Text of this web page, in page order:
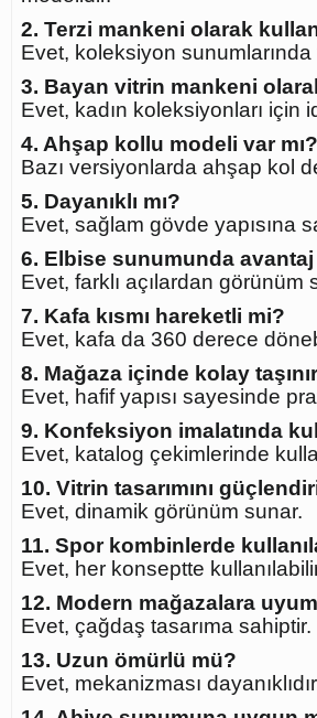
2. Terzi mankeni olarak
Evet, koleksiyon sunumlarında
3. Bayan vitrin mankeni
Evet, kadın koleksiyonları için
4. Ahşap kollu modeli var mı?
Bazı versiyonlarda ahşap kol
5. Dayanıklı mı?
Evet, sağlam gövde yapısına
6. Elbise sunumunda avantaj
Evet, farklı açılardan görünüm
7. Kafa kısmı hareketli mi?
Evet, kafa da 360 derece
8. Mağaza içinde kolay
Evet, hafif yapısı sayesinde
9. Konfeksiyon imalatında
Evet, katalog çekimlerinde
10. Vitrin tasarımını
Evet, dinamik görünüm sunar.
11. Spor kombinlerde
Evet, her konseptte
12. Modern mağazalara
Evet, çağdaş tasarıma sahiptir.
13. Uzun ömürlü mü?
Evet, mekanizması